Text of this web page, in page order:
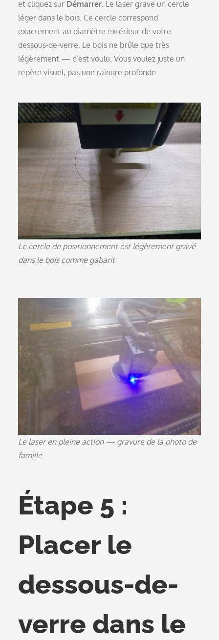
et cliquez sur Démarrer . Le laser grave un cercle
léger dans le bois. Ce cercle correspond
exactement au diamètre extérieur de votre
dessous-de-verre. Le bois ne brûle que très
légèrement — c’est voulu. Vous voulez juste un
repère visuel, pas une rainure profonde.
Le cercle de positionnement est légèrement gravé
dans le bois comme gabarit
Le laser en pleine action — gravure de la photo de
famille
Étape 5 :
Placer le
dessous-de-
verre dans le